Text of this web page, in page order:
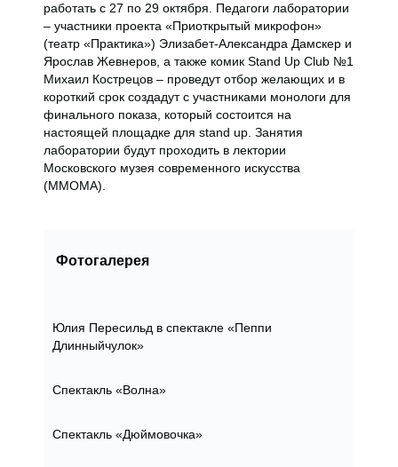
работать с 27 по 29 октября. Педагоги лаборатории
– участники проекта «Приоткрытый микрофон»
(театр «Практика») Элизабет-Александра Дамскер и
Ярослав Жевнеров, а также комик Stand Up Club №1
Михаил Кострецов – проведут отбор желающих и в
короткий срок создадут с участниками монологи для
финального показа, который состоится на
настоящей площадке для stand up. Занятия
лаборатории будут проходить в лектории
Московского музея современного искусства
(ММОМА).
Фотогалерея
Юлия Пересильд в спектакле «Пеппи
Длинныйчулок»
Спектакль «Волна»
Спектакль «Дюймовочка»